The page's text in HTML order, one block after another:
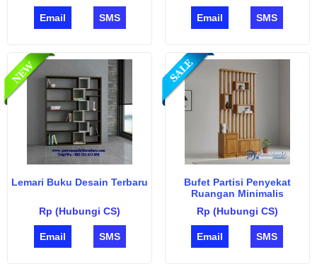
Email SMS Email SMS
Lemari Buku Desain Terbaru
Rp (Hubungi CS)
Email SMS
Bufet Partisi Penyekat
Ruangan Minimalis
Rp (Hubungi CS)
Email SMS